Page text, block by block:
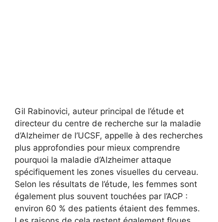
Gil Rabinovici, auteur principal de l’étude et
directeur du centre de recherche sur la maladie
d’Alzheimer de l’UCSF, appelle à des recherches
plus approfondies pour mieux comprendre
pourquoi la maladie d’Alzheimer attaque
spécifiquement les zones visuelles du cerveau.
Selon les résultats de l’étude, les femmes sont
également plus souvent touchées par l’ACP :
environ 60 % des patients étaient des femmes.